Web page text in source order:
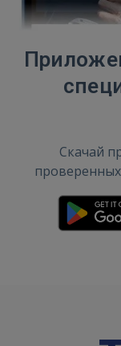
Скачай